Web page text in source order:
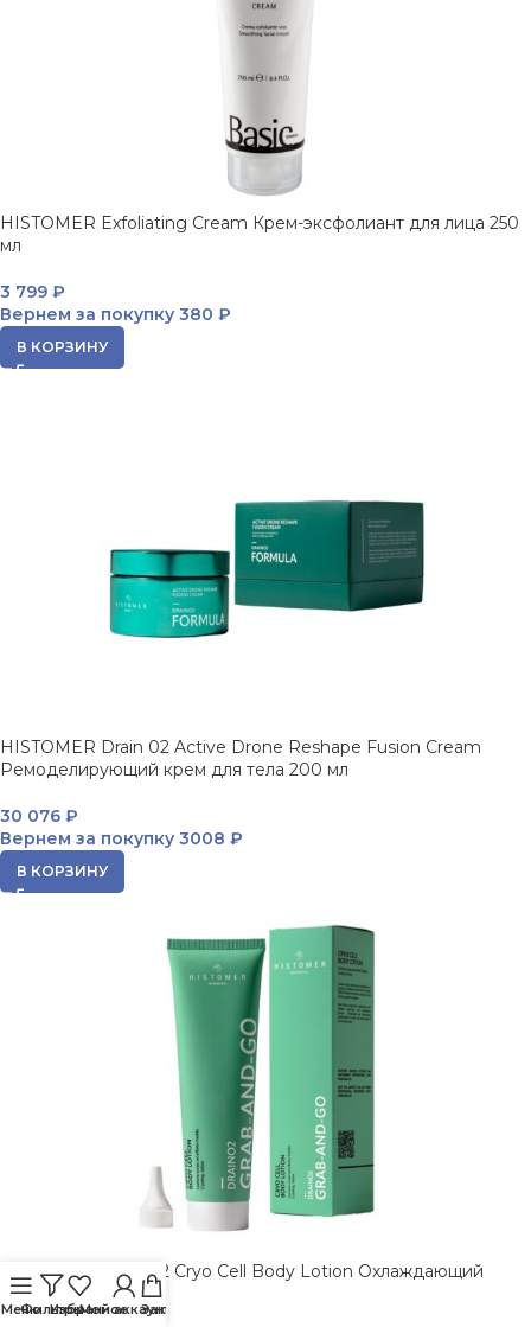
HISTOMER Exfoliating Cream Крем-эксфолиант для лица 250
мл
3 799 ₽
Вернем за покупку 380 ₽
В КОРЗИНУ
HISTOMER Drain 02 Active Drone Reshape Fusion Cream
Ремоделирующий крем для тела 200 мл
30 076 ₽
Вернем за покупку 3008 ₽
В КОРЗИНУ
HISTOMER Drain 02 Cryo Cell Body Lotion Охлаждающий
лосьон 150 мл
МенюФильтры
Избранное
Мой аккаунт
Заказ